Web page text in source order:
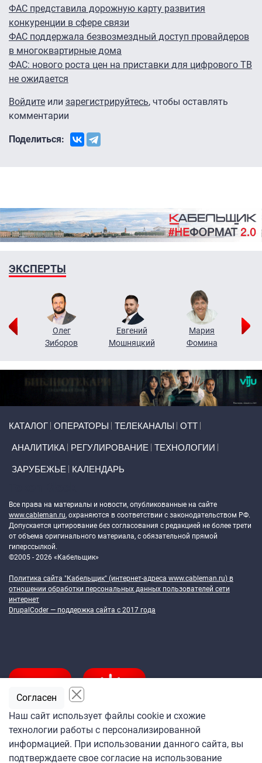
ФАС представила дорожную карту развития
конкуренции в сфере связи
ФАС поддержала безвозмездный доступ провайдеров
в многоквартирные дома
ФАС: нового роста цен на приставки для цифрового ТВ
не ожидается
Войдите или зарегистрируйтесь, чтобы оставлять
комментарии
Поделиться:
ЭКСПЕРТЫ
Олег
Зиборов
Евгений
Мошняцкий
Мария
Фомина
КАТАЛОГ ОПЕРАТОРЫ ТЕЛЕКАНАЛЫ ОТТ
АНАЛИТИКА РЕГУЛИРОВАНИЕ ТЕХНОЛОГИИ
ЗАРУБЕЖЬЕ КАЛЕНДАРЬ
Все права на материалы и новости, опубликованные на сайте
www.cableman.ru, охраняются в соответствии с законодательством РФ.
Допускается цитирование без согласования с редакцией не более трети
от объема оригинального материала, с обязательной прямой
гиперссылкой.
©2005 - 2026 «Кабельщик»
Политика сайта "Кабельщик" (интернет-адреса www.cableman.ru) в
отношении обработки персональных данных пользователей сети
интернет
DrupalCoder — поддержка сайта c 2017 года
Подпишитесь
на ежедневную рассылку
Наш сайт использует файлы cookie и схожие
технологии работы с персонализированной
информацией. При использовании данного сайта, вы
подтверждаете свое согласие на использование
Согласен